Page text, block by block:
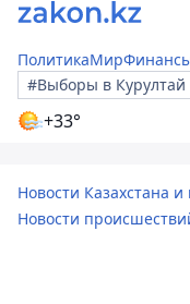
ПолитикаМир
#Выборы в Курултай
+33°
Новости Казахстана
Новости